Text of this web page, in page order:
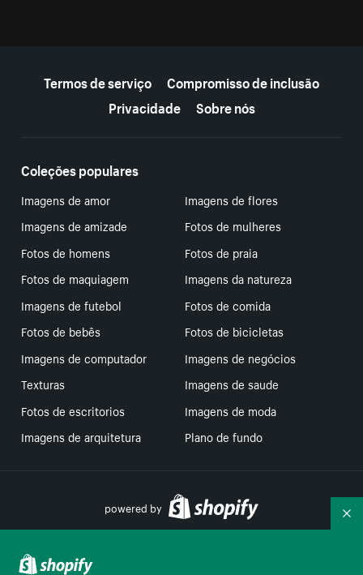
Termos de serviço
Compromisso de inclusão
Privacidade
Sobre nós
Coleções populares
Imagens de amor
Imagens de flores
Imagens de amizade
Fotos de mulheres
Fotos de homens
Fotos de praia
Fotos de maquiagem
Imagens da natureza
Imagens de futebol
Fotos de comida
Fotos de bebês
Fotos de bicicletas
Imagens de computador
Imagens de negócios
Texturas
Imagens de saude
Fotos de escritorios
Imagens de moda
Imagens de arquitetura
Plano de fundo
powered by